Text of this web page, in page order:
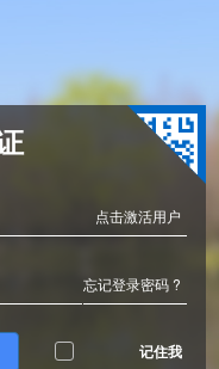
点击激活用户
忘记登录密码 ?
记住我